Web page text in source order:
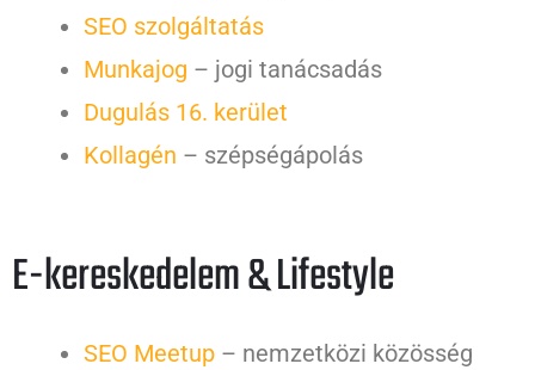
SEO szolgáltatás
Munkajog – jogi tanácsadás
Dugulás 16. kerület
Kollagén – szépségápolás
E-kereskedelem & Lifestyle
SEO Meetup – nemzetközi közösség